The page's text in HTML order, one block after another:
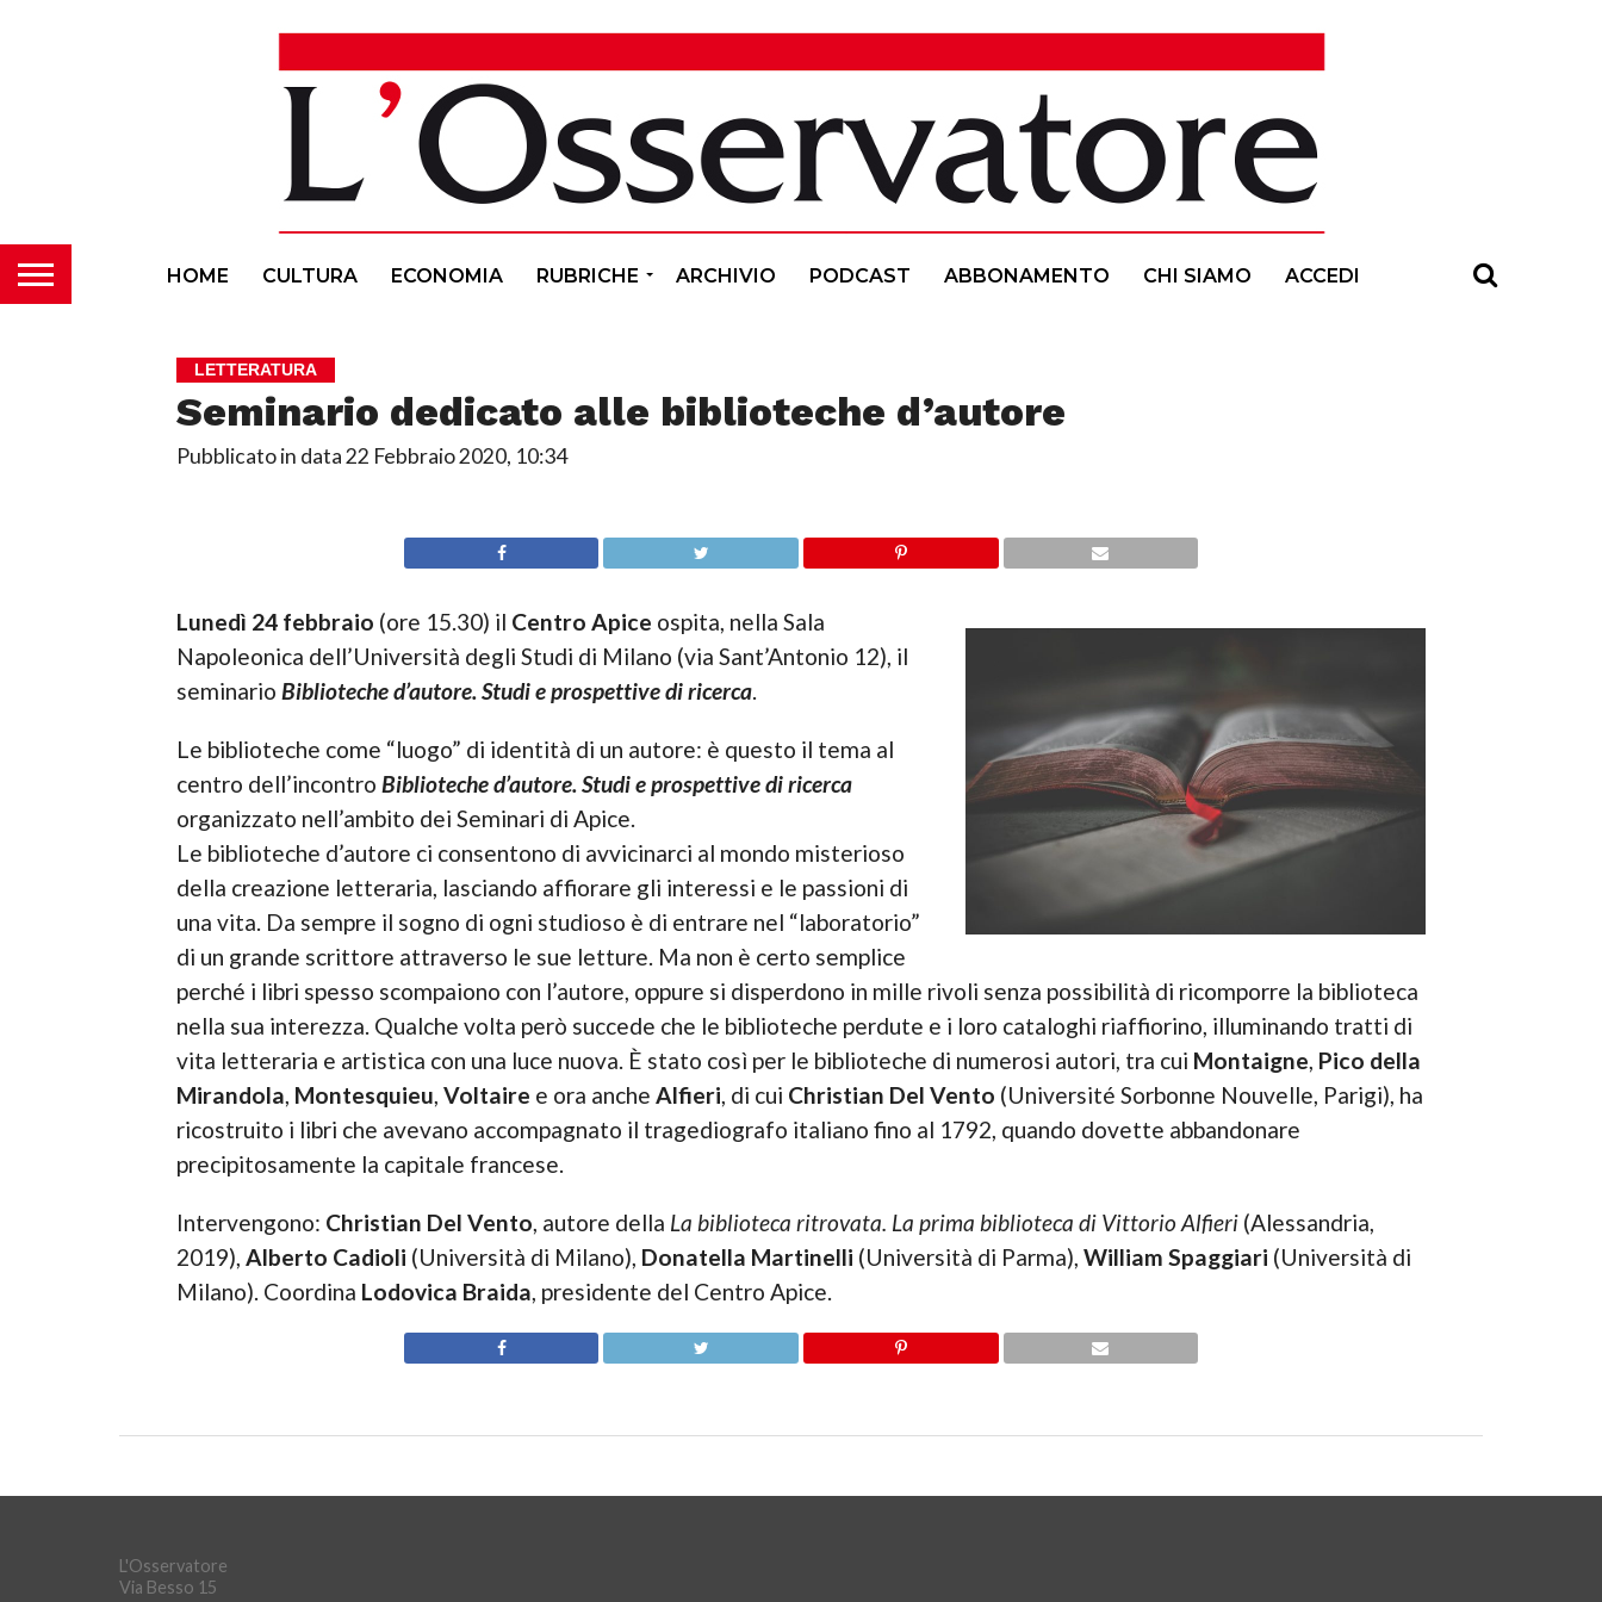
HOME CULTURA ECONOMIA RUBRICHE ARCHIVIO PODCAST ABBONAMENTO CHI SIAMO ACCEDI
LETTERATURA
Seminario dedicato alle biblioteche d’autore
Pubblicato in data22 Febbraio 2020, 10:34
Lunedì 24 febbraio (ore 15.30) il Centro Apice ospita, nella Sala
Napoleonica dell’Università degli Studi di Milano (via Sant’Antonio 12), il
seminario Biblioteche d’autore. Studi e prospettive di ricerca.
Le biblioteche come “luogo” di identità di un autore: è questo il tema al
centro dell’incontro Biblioteche d’autore. Studi e prospettive di ricerca
organizzato nell’ambito dei Seminari di Apice.
Le biblioteche d’autore ci consentono di avvicinarci al mondo misterioso
della creazione letteraria, lasciando affiorare gli interessi e le passioni di
una vita. Da sempre il sogno di ogni studioso è di entrare nel “laboratorio”
di un grande scrittore attraverso le sue letture. Ma non è certo semplice
perché i libri spesso scompaiono con l’autore, oppure si disperdono in mille rivoli senza possibilità di ricomporre la biblioteca
nella sua interezza. Qualche volta però succede che le biblioteche perdute e i loro cataloghi riaffiorino, illuminando tratti di
vita letteraria e artistica con una luce nuova. È stato così per le biblioteche di numerosi autori, tra cui Montaigne, Pico della
Mirandola, Montesquieu, Voltaire e ora anche Alfieri, di cui Christian Del Vento (Université Sorbonne Nouvelle, Parigi), ha
ricostruito i libri che avevano accompagnato il tragediografo italiano fino al 1792, quando dovette abbandonare
precipitosamente la capitale francese.
Intervengono: Christian Del Vento, autore della La biblioteca ritrovata. La prima biblioteca di Vittorio Alfieri(Alessandria,
2019), Alberto Cadioli (Università di Milano), Donatella Martinelli (Università di Parma), William Spaggiari (Università di
Milano). Coordina Lodovica Braida, presidente del Centro Apice.
L'Osservatore
Via Besso 15